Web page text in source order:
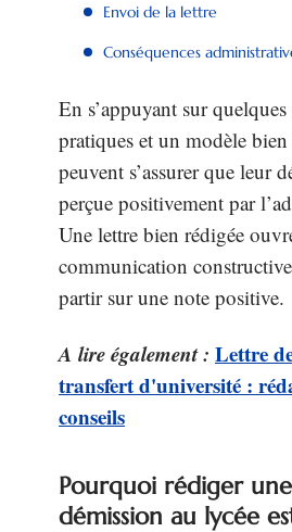
Envoi de la lettre
Conséquences
En s’appuyant sur
pratiques et un modèle
peuvent s’assurer que leur
perçue positivement par
Une lettre bien rédigée
communication
partir sur une note positive.
A lire également : Lettre
transfert d'université :
conseils
Pourquoi rédiger
démission au lycée